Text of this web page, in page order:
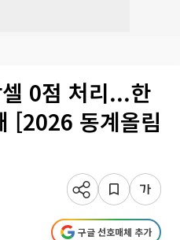
0점 처리...한
[2026 동계올림
구글 선호매체 추가